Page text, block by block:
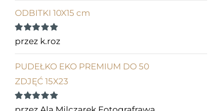
ODBITKI 10X15 cm
Oceniono5
na 5
przez k.roz
PUDEŁKO EKO PREMIUM DO 50
ZDJĘĆ 15X23
Oceniono5